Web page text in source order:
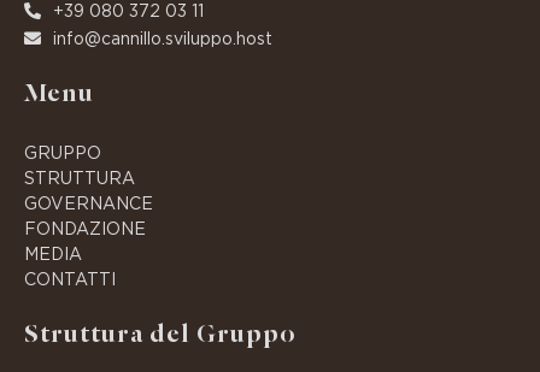
+39 080 372 03 11
info@cannillo.sviluppo.host
Menu
GRUPPO
STRUTTURA
GOVERNANCE
FONDAZIONE
MEDIA
CONTATTI
Struttura del Gruppo